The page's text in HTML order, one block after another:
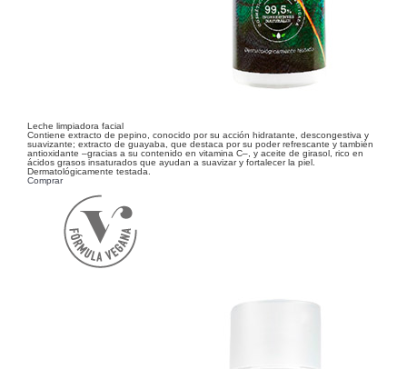
Leche limpiadora facial
Contiene extracto de pepino, conocido por su acción hidratante, descongestiva y
suavizante; extracto de guayaba, que destaca por su poder refrescante y también
antioxidante –gracias a su contenido en vitamina C–, y aceite de girasol, rico en
ácidos grasos insaturados que ayudan a suavizar y fortalecer la piel.
Dermatológicamente testada.
Comprar